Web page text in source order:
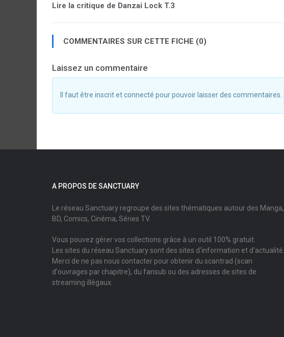
Lire la critique de Danzai Lock T.3
COMMENTAIRES SUR CETTE FICHE (0)
Laissez un commentaire
Il faut être inscrit et connecté pour pouvoir laisser des commentaires.
A PROPOS DE SANCTUARY
Le réseau Sanctuary regroupe des sites thématiques autour des Manga,
BD, Comics, Cinéma, Séries TV.
Vous pouvez gérer vos collections grâce à un outil 100% gratuit.
Les sites du réseau Sanctuary sont des sites d'information et d'actualité.
Merci de ne pas nous contacter pour obtenir du scantrad (scan
d'ouvrages par chapitre), du fansub ou des adresses de sites de
streaming illégaux.